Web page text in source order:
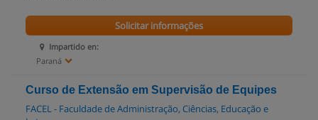
Impartido en:
Paraná
Solicitar informações
Curso de Extensão em Supervisão de Equipes
FACEL - Faculdade de Administração, Ciências, Educação e